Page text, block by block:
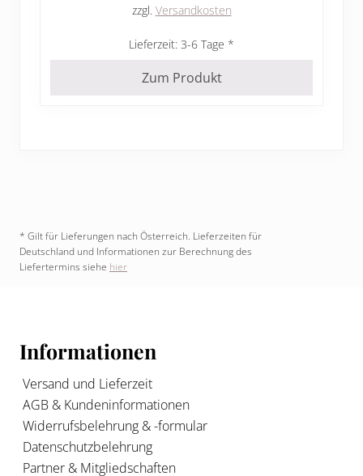
zzgl. Versandkosten
Lieferzeit: 3-6 Tage
Zum Produkt
* Gilt für Lieferungen nach Österreich. Lieferzeiten für
Deutschland und Informationen zur Berechnung des
Liefertermins siehe hier
Informationen
Versand und Lieferzeit
AGB & Kundeninformationen
Widerrufsbelehrung & -formular
Datenschutzbelehrung
Partner & Mitgliedschaften